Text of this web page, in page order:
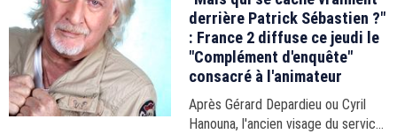
derrière Patrick Sébastien ?"
: France 2 diffuse ce jeudi le
"Complément d'enquête"
consacré à l'animateur
Après Gérard Depardieu ou Cyril
Hanouna, l'ancien visage du service